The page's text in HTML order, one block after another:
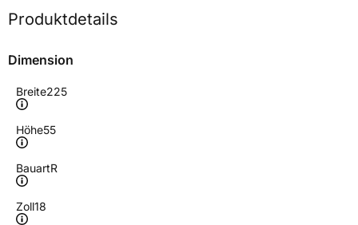
Produktdetails
Dimension
Breite225
Höhe55
BauartR
Zoll18